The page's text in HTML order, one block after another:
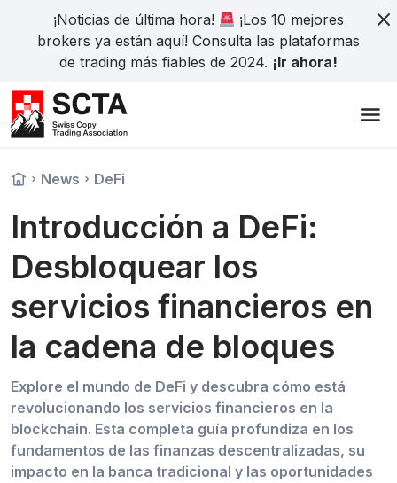
¡Noticias de última hora!
¡Los 10 mejores
brokers ya están aquí! Consulta las plataformas
de trading más fiables de 2024. ¡Ir ahora!
News DeFi
Introducción a DeFi:
Desbloquear los
servicios financieros en
la cadena de bloques
Explore el mundo de DeFi y descubra cómo está
revolucionando los servicios financieros en la
blockchain. Esta completa guía profundiza en los
fundamentos de las finanzas descentralizadas, su
impacto en la banca tradicional y las oportunidades